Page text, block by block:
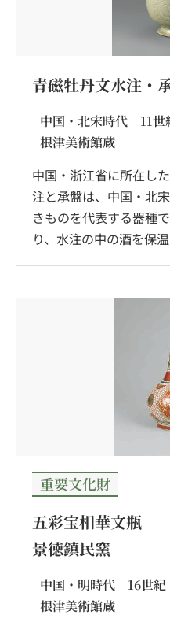
青磁牡丹文水注・
中国・北宋時代 11世
根津美術館蔵
中国・浙江省に所在し
注と承盤は、中国・北
きものを代表する器種
り、水注の中の酒を保
重要文化財
五彩宝相華文瓶
景徳鎮民窯
中国・明時代 16世紀
根津美術館蔵